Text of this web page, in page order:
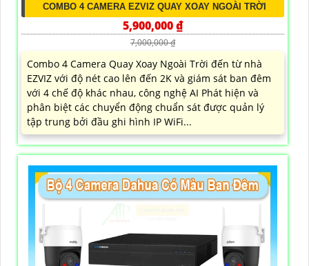
COMBO 4 CAMERA EZVIZ QUAY XOAY NGOÀI TRỜI
5,900,000 ₫
7,000,000 ₫
Combo 4 Camera Quay Xoay Ngoài Trời đến từ nhà
EZVIZ với độ nét cao lên đến 2K và giám sát ban đêm
với 4 chế độ khác nhau, công nghệ AI Phát hiện và
phân biệt các chuyển động chuẩn sát được quản lý
tập trung bởi đầu ghi hình IP WiFi...